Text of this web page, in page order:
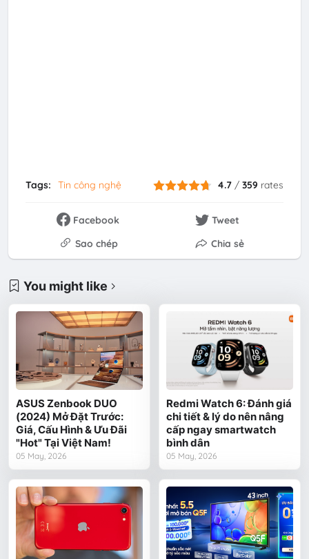
Tags: Tin công nghệ 4.7 /359 rates
Facebook
Tweet
Sao chép
Chia sẻ
You might like
ASUS Zenbook DUO
(2024) Mở Đặt Trước:
Giá, Cấu Hình & Ưu Đãi
"Hot" Tại Việt Nam!
05 May, 2026
Redmi Watch 6: Đánh giá
chi tiết & lý do nên nâng
cấp ngay smartwatch
bình dân
05 May, 2026